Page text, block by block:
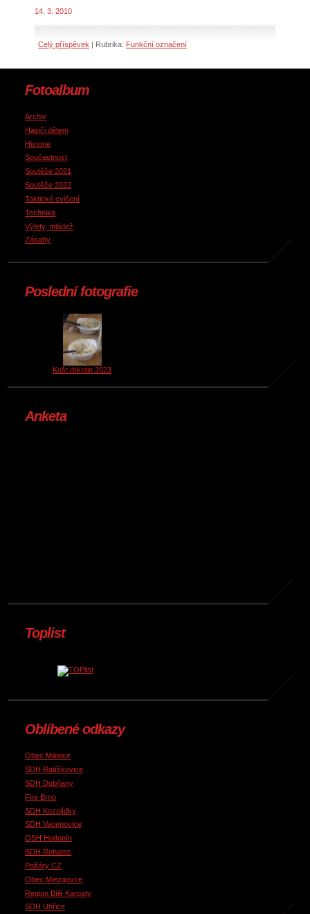
14. 3. 2010
Celý příspěvek | Rubrika: Funkční označení
Fotoalbum
Archiv
Hasiči dětem
Historie
Součastnost
Soutěže 2021
Soutěže 2022
Taktické cvičení
Technika
Výlety, mládež
Zásahy
Poslední fotografie
Košt drkotin 2023
Anketa
Toplist
Oblíbené odkazy
Obec Milotice
SDH Ratíškovice
SDH Dubňany
Fire Brno
SDH Kozojídky
SDH Vacenovice
OSH Hodonín
SDH Rohatec
Požáry CZ
Obec Miezgovce
Region Bílé Karpaty
SDH Uhřice